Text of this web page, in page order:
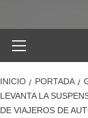
INICIO PORTADA
LEVANTA LA
DE VIAJEROS DE